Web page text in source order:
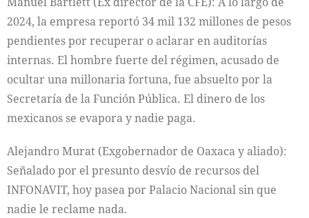
2024, la empresa reportó 34 mil 132 millones de pesos
pendientes por recuperar o aclarar en auditorías
internas. El hombre fuerte del régimen, acusado de
ocultar una millonaria fortuna, fue absuelto por la
Secretaría de la Función Pública. El dinero de los
mexicanos se evapora y nadie paga.
Alejandro Murat (Exgobernador de Oaxaca y aliado):
Señalado por el presunto desvío de recursos del
INFONAVIT, hoy pasea por Palacio Nacional sin que
nadie le reclame nada.